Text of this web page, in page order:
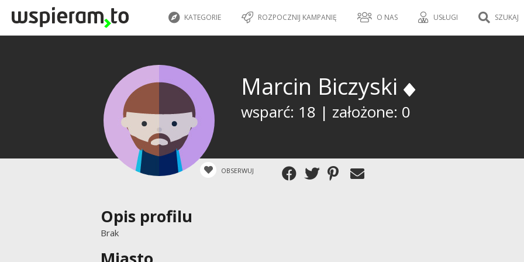
KATEGORIE ROZPOCZNIJ KAMPANIĘ O NAS USŁUGI SZUKAJ
Marcin Biczyski
wsparć: 18 | założone: 0
OBSERWUJ
Opis profilu
Brak